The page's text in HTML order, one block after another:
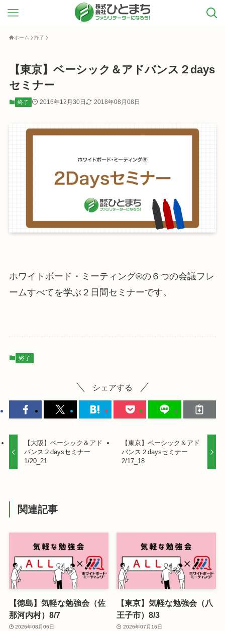
ホーム 終了
【東京】ベーシック＆アドバンス２days
セミナー
終了 2016年12月30日 2018年08月08日
ホワイトボード・ミーティング®の６つの会議フレ
ームすべてを学ぶ２日間セミナーです。
終了
シェアする
【大阪】ベーシック＆アド
バンス２daysセミナー
1/20_21
【東京】ベーシック＆アド
バンス２daysセミナー
2/17_18
関連記事
【徳島】気軽な勉強会（佐
那河内村）8/7
2026年08月06日
【東京】気軽な勉強会（八
王子市）8/3
2026年07月16日